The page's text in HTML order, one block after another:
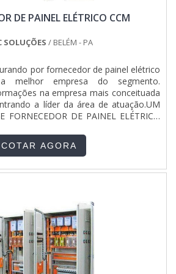
e soluções tecnológicas para
opção para o cliente final. Tem
suas dúvidas.QUALIDADES E
EMPRESAApenas na DCC Soluções
no mercado de produtos e
para projetos industriais, comerciais e
encontrar uma grande variedade no
de engenharia industrial e
com ótima qualidade e excelente
empresa também conta com um
através de funcionários
que entendem a necessidade
A DCC Soluções é uma empresa que
no mercado pela seriedade e
a melhor experiência de todos os
DE PAINEL ELÉTRICO CCM
SOLUÇÕES / BELÉM - PA
por fornecedor de painel elétrico
melhor empresa do segmento.
na empresa mais conceituada
a líder da área de atuação.UM
FORNECEDOR DE PAINEL ELÉTRICO
o site da DCC Soluções. É possível
força e comando e cabos de força,
cada cliente.Sem trocar o foco sobre
detalhes primordiais que são deixados
que não focam na fidelização
formas diferentes de demonstrar
em sua área de atuação. Os
a DCC Soluções é referência quando
de painel elétrico CCM:
COTAR AGORA